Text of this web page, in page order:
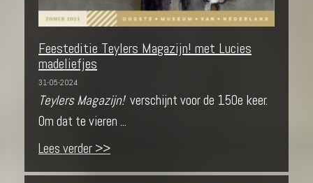
Feesteditie Teylers Magazijn! met Lucies
madeliefjes
31-05-2024
Teylers Magazijn!verschijnt voor de 150e keer.
Om dat te vieren ...
Lees verder >>